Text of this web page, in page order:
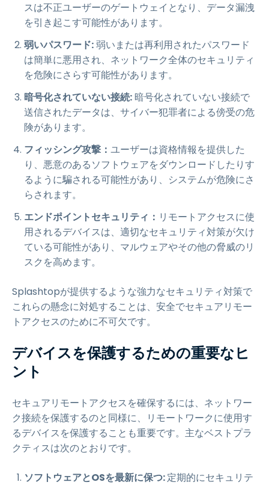
スは不正ユーザーのゲートウェイとなり、データ漏洩
を引き起こす可能性があります。
弱いパスワード:弱いまたは再利用されたパスワード
は簡単に悪用され、ネットワーク全体のセキュリティ
を危険にさらす可能性があります。
暗号化されていない接続: 暗号化されていない接続で
送信されたデータは、サイバー犯罪者による傍受の危
険があります。
フィッシング攻撃： ユーザーは資格情報を提供した
り、悪意のあるソフトウェアをダウンロードしたりす
るように騙される可能性があり、システムが危険にさ
らされます。
エンドポイントセキュリティ： リモートアクセスに使
用されるデバイスは、適切なセキュリティ対策が欠け
ている可能性があり、マルウェアやその他の脅威のリ
スクを高めます。
Splashtopが提供するような強力なセキュリティ対策で
これらの懸念に対処することは、安全でセキュアリモー
トアクセスのために不可欠です。
デバイスを保護するための重要なヒ
ント
セキュアリモートアクセスを確保するには、ネットワー
ク接続を保護するのと同様に、リモートワークに使用す
るデバイスを保護することも重要です。主なベストプラ
クティスは次のとおりです。
ソフトウェアとOSを最新に保つ:定期的にセキュリテ